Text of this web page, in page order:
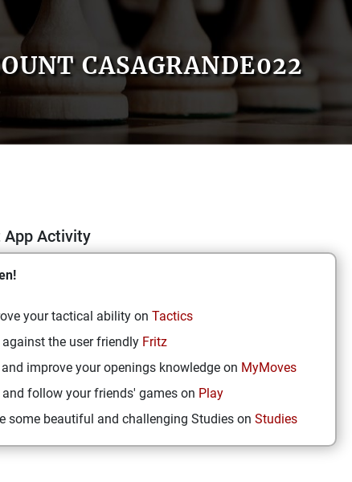
CASAGRANDE022
App Activity
your tactical ability on Tactics
against the user friendly Fritz
improve your openings knowledge on MyMoves
and follow your friends' games on Play
some beautiful and challenging Studies on Studies